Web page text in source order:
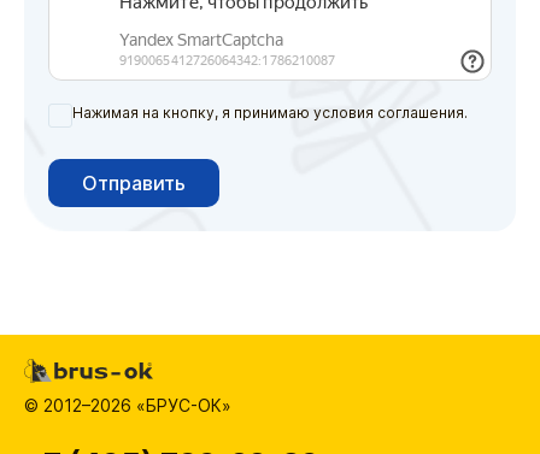
Нажимая на кнопку, я принимаю условия соглашения.
Отправить
© 2012–2026 «БРУС-ОК»